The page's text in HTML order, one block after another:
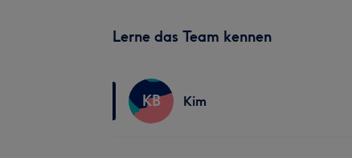
Lerne das Team kennen
KB Kim